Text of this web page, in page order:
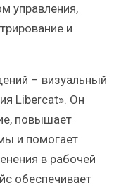
управления,
и
– визуальный
Libercat». Он
повышает
и помогает
в рабочей
обеспечивает